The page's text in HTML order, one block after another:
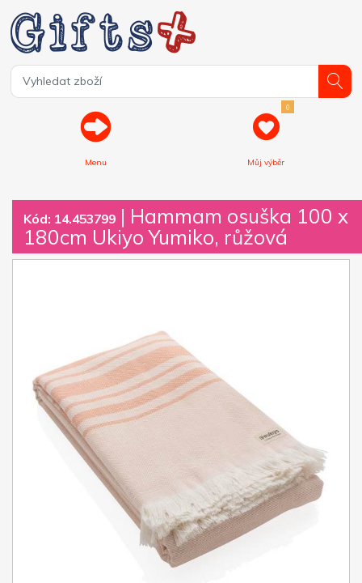
Menu
0
Můj výběr
Kód: 14.453799 | Hammam osuška 100 x
180cm Ukiyo Yumiko, růžová